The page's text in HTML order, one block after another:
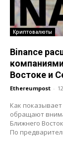
Криптовалюты
Binance
Востоке и
Ethereumpost -
Как
обращают
Ближнего
По